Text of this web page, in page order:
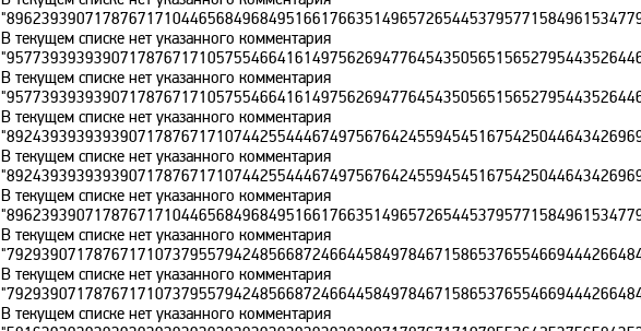
В текущем списке нет указанного комментария
В текущем списке нет указанного комментария
В текущем списке нет указанного комментария
В текущем списке нет указанного комментария
В текущем списке нет указанного комментария
В текущем списке нет указанного комментария
В текущем списке нет указанного комментария
В текущем списке нет указанного комментария